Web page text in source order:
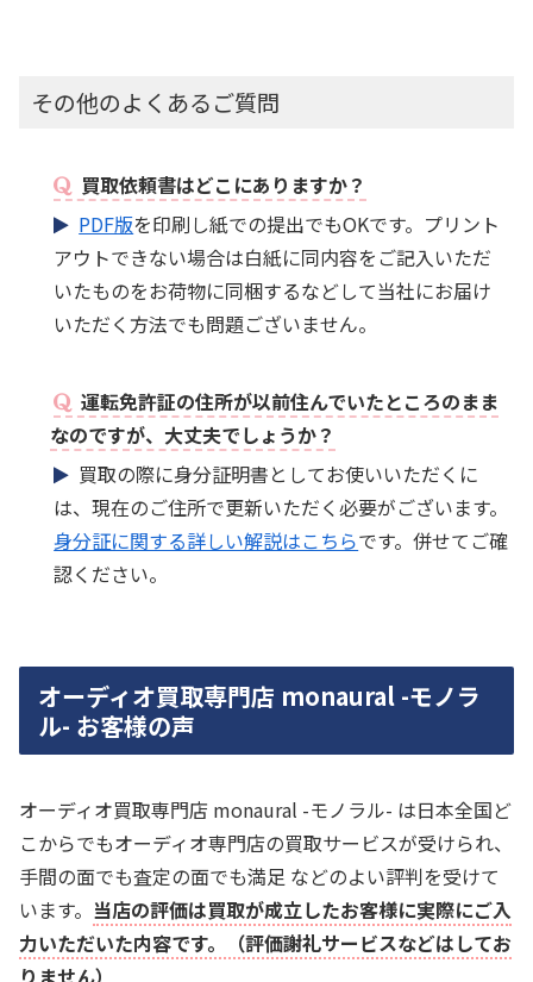
その他のよくあるご質問
買取依頼書はどこにありますか？
PDF版を印刷し紙での提出でもOKです。プリント
アウトできない場合は白紙に同内容をご記入いただ
いたものをお荷物に同梱するなどして当社にお届け
いただく方法でも問題ございません。
運転免許証の住所が以前住んでいたところのまま
なのですが、大丈夫でしょうか？
買取の際に身分証明書としてお使いいただくに
は、現在のご住所で更新いただく必要がございます。
身分証に関する詳しい解説はこちらです。併せてご確
認ください。
オーディオ買取専門店 monaural -モノラ
ル- お客様の声
オーディオ買取専門店 monaural -モノラル- は日本全国ど
こからでもオーディオ専門店の買取サービスが受けられ、
手間の面でも査定の面でも満足 などのよい評判を受けて
います。 当店の評価は買取が成立したお客様に実際にご入
力いただいた内容です。（評価謝礼サービスなどはしてお
りません）